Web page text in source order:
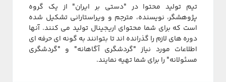
تیم تولید محتوا در "دستی بر ایران" از یک گروه
پژوهشگر، نویسنده، مترجم و ویراستارانی تشکیل شده
است که برای شما محتوای اریجینال تولید می کنند. آنها
دوره های لازم را گذرانده اند تا بتوانند به گونه ای حرفه ای
اطلاعات مورد نیاز "گردشگری آگاهانه" و "گردشگری
مسئولانه" را برای شما تهیه نمایند.